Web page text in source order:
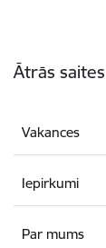
Ātrās saites
Vakances
Iepirkumi
Par mums